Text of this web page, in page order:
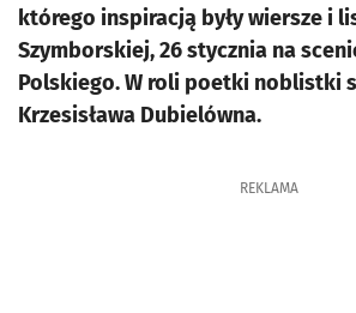
którego inspiracją były wiersze i
Szymborskiej, 26 stycznia na
Polskiego. W roli poetki noblistki
Krzesisława Dubielówna.
REKLAMA